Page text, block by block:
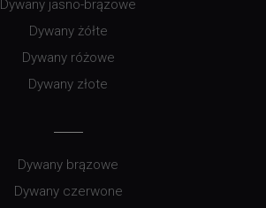
Dywany jasno-brązowe
Dywany żółte
Dywany różowe
Dywany złote
Dywany brązowe
Dywany czerwone